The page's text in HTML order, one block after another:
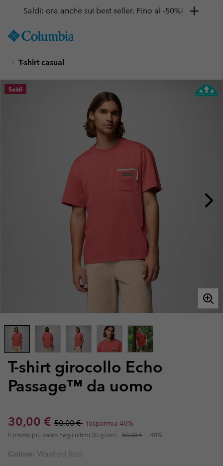
TO
SKIP
MAIN
NAV
Saldi: ora anche sui best seller. Fino al -50%!
T-shirt casual
T-shirt girocollo Echo
Passage™ da uomo
Sale price:
30,00 € Regular price:
50,00 € Risparmia 40%
Il prezzo più basso negli ultimi 30 giorni: 50,00 € -40%
Saldi
Colore: Washed Red